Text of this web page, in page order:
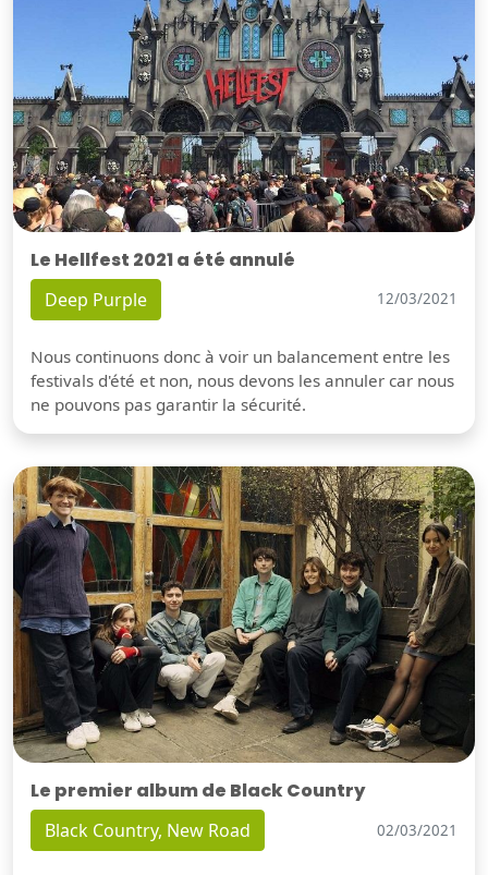
Le Hellfest 2021 a été annulé
Deep Purple 12/03/2021
Nous continuons donc à voir un balancement entre les
festivals d'été et non, nous devons les annuler car nous
ne pouvons pas garantir la sécurité.
Le premier album de Black Country
Black Country, New Road 02/03/2021